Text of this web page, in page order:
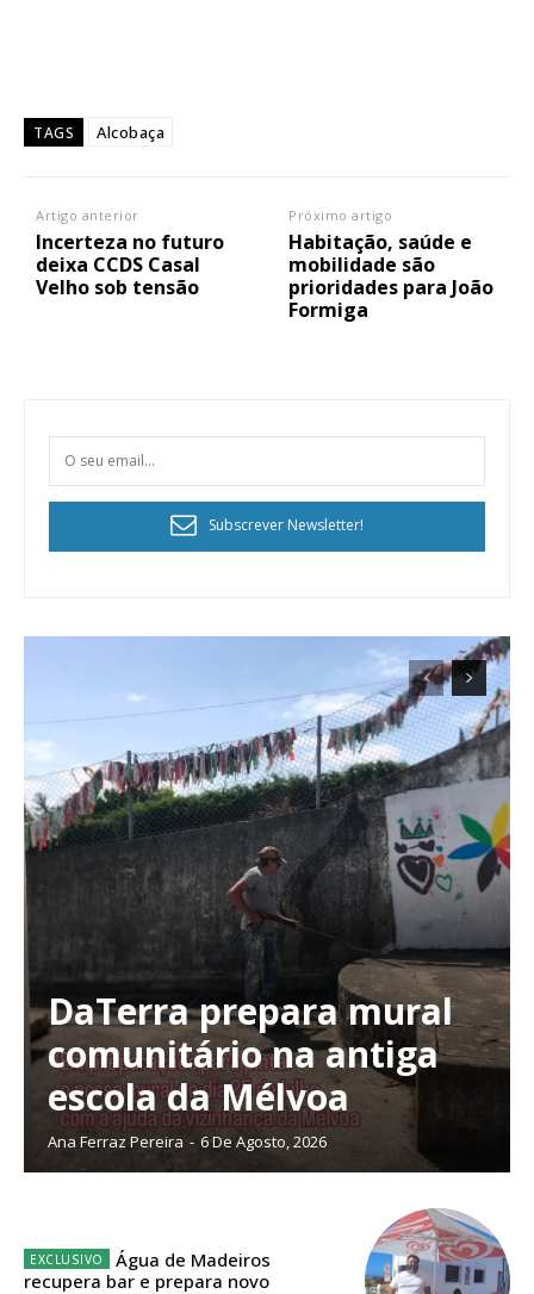
Planos de Assinatura
TAGS Alcobaça
Artigo anterior
Incerteza no futuro
deixa CCDS Casal
Velho sob tensão
Próximo artigo
Habitação, saúde e
mobilidade são
prioridades para João
Formiga
Subscrever Newsletter!
DaTerra prepara mural
comunitário na antiga
escola da Mélvoa
Ana Ferraz Pereira - 6 De Agosto, 2026
Água de Madeiros
recupera bar e prepara novo